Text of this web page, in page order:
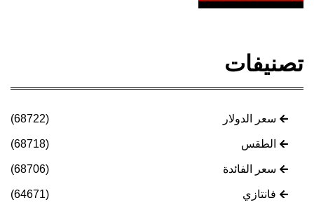
تصنيفات
سعر الدولار (68722)
الطقس (68718)
سعر الفائدة (68706)
فانتازي (64671)